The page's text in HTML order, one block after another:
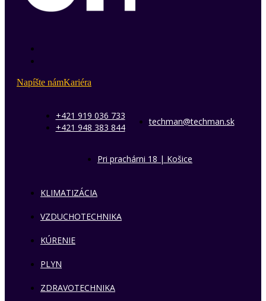
Napíšte námKariéra
+421 919 036 733
+421 948 383 844
techman@techman.sk
Pri prachárni 18 | Košice
KLIMATIZÁCIA
VZDUCHOTECHNIKA
KÚRENIE
PLYN
ZDRAVOTECHNIKA